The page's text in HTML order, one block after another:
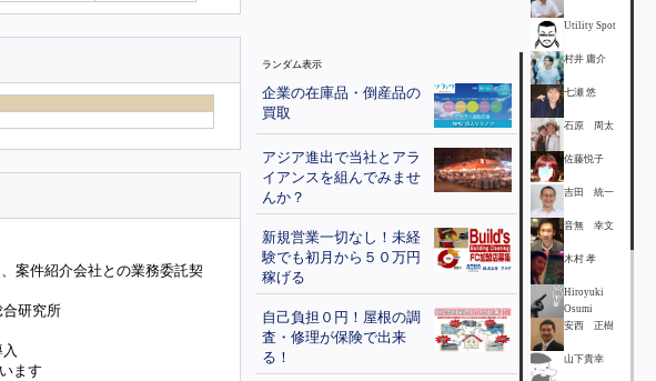
案件紹介会社との業務委託契
研究所
ます
ランダム表示
企業の在庫品・倒産品の
買取
アジア進出で当社とアラ
イアンスを組んでみませ
んか？
新規営業一切なし！未経
験でも初月から５０万円
稼げる
自己負担０円！屋根の調
査・修理が保険で出来
る！
Utility Spot
村井 庸介
七瀬 悠
石原 周太
佐藤悦子
吉田 統一
音無 幸文
木村 孝
Hiroyuki
Osumi
安西 正樹
山下貴幸